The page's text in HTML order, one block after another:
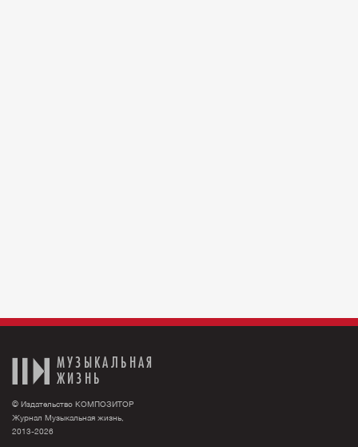
МУЗЫКАЛЬНАЯ
ЖИЗНЬ
© Издательство КОМПОЗИТОР
Журнал Музыкальная жизнь,
2013-2026